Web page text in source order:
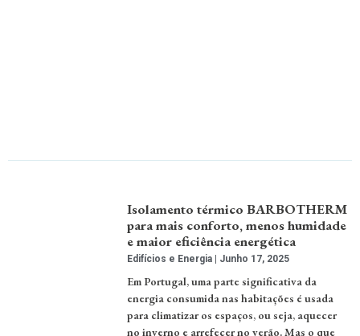
Isolamento térmico BARBOTHERM
para mais conforto, menos humidade
e maior eficiência energética
Edifícios e Energia Junho 17, 2025
Em Portugal, uma parte significativa da
energia consumida nas habitações é usada
para climatizar os espaços, ou seja, aquecer
no inverno e arrefecer no verão. Mas o que